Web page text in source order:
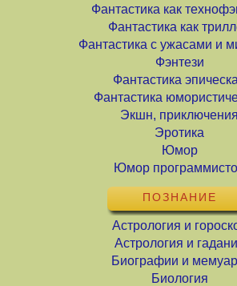
Фантастика как
Фантастика как
Фантастика с ужасами и
Фэнтези
Фантастика
Фантастика
Экшн, приключения
Эротика
Юмор
Юмор
ПОЗНАНИЕ
Астрология и
Астрология и
Биографии и
Биология